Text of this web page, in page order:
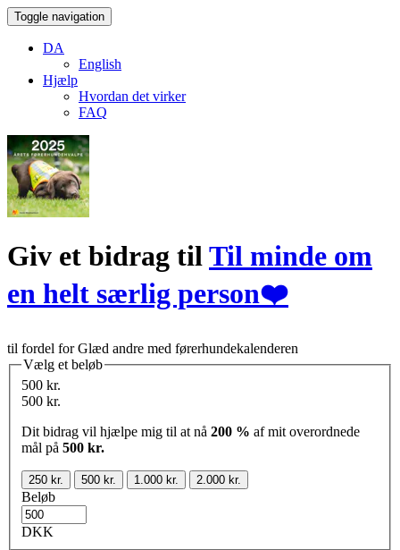
Toggle navigation
DA
English
Hjælp
Hvordan det virker
FAQ
Giv et bidrag tilTil minde om
en helt særlig person❤️
til fordel for Glæd andre med førerhundekalenderen
Vælg et beløb
500 kr.
500 kr.
Dit bidrag vil hjælpe mig til at nå 200 % af mit overordnede
mål på 500 kr.
250 kr. 500 kr. 1.000 kr. 2.000 kr.
Beløb
DKK